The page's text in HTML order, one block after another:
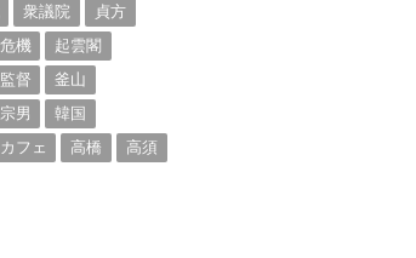
衆議院
貞方
機
起雲閣
督
釜山
男
韓国
フェ
高橋 高須